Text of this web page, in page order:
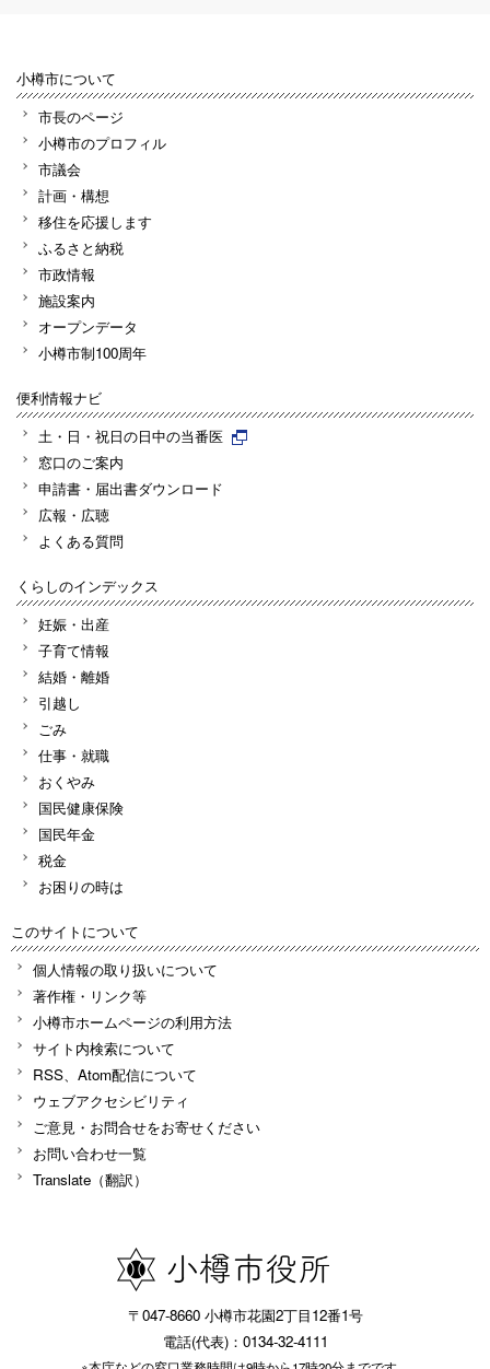
小樽市について
市長のページ
小樽市のプロフィル
市議会
計画・構想
移住を応援します
ふるさと納税
市政情報
施設案内
オープンデータ
小樽市制100周年
便利情報ナビ
土・日・祝日の日中の当番医
窓口のご案内
申請書・届出書ダウンロード
広報・広聴
よくある質問
くらしのインデックス
妊娠・出産
子育て情報
結婚・離婚
引越し
ごみ
仕事・就職
おくやみ
国民健康保険
国民年金
税金
お困りの時は
このサイトについて
個人情報の取り扱いについて
著作権・リンク等
小樽市ホームページの利用方法
サイト内検索について
RSS、Atom配信について
ウェブアクセシビリティ
ご意見・お問合せをお寄せください
お問い合わせ一覧
Translate（翻訳）
〒047-8660 小樽市花園2丁目12番1号
電話(代表)：0134-32-4111